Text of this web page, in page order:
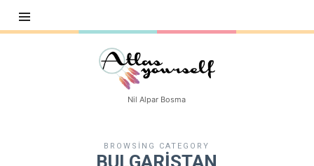
Atlasyourself
Nil Alpar Bosma
BROWSING CATEGORY